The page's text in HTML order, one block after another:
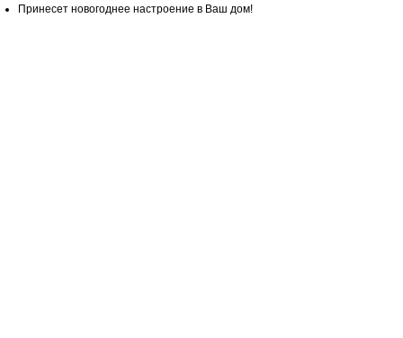
Принесет новогоднее настроение в Ваш дом!